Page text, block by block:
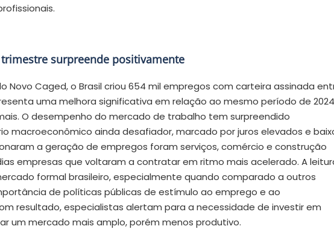
surpreende positivamente
Novo Caged, o Brasil criou 654 mil empregos com carteira assinada
uma melhora significativa em relação ao mesmo período de
O desempenho do mercado de trabalho tem surpreendido
macroeconômico ainda desafiador, marcado por juros elevados e
a geração de empregos foram serviços, comércio e construção
empresas que voltaram a contratar em ritmo mais acelerado. A
formal brasileiro, especialmente quando comparado a outros
de políticas públicas de estímulo ao emprego e ao
resultado, especialistas alertam para a necessidade de investir em
um mercado mais amplo, porém menos produtivo.